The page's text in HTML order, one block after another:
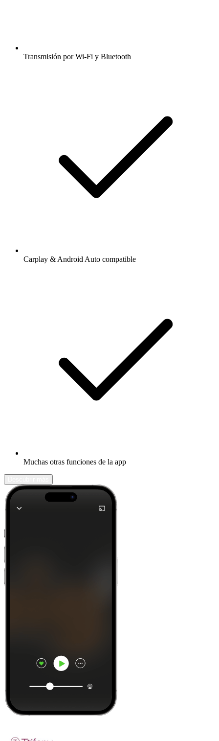
Transmisión por Wi-Fi y Bluetooth
Carplay & Android Auto compatible
Muchas otras funciones de la app